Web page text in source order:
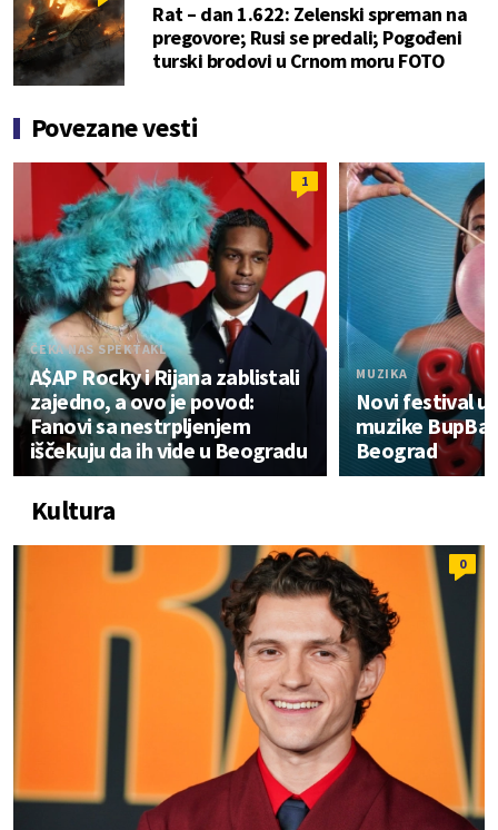
Rat – dan 1.622: Zelenski spreman na
pregovore; Rusi se predali; Pogođeni
turski brodovi u Crnom moru FOTO
Povezane vesti
1
ČEKA NAS SPEKTAKL
A$AP Rocky i Rijana zablistali
zajedno, a ovo je povod:
Fanovi sa nestrpljenjem
iščekuju da ih vide u Beogradu
MUZIKA
Novi festival
muzike
Beograd
Kultura
0